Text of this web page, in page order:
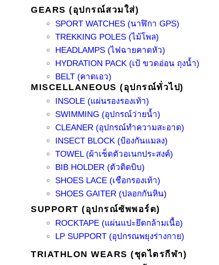
GEARS (อุปกรณ์สวมใส่)
SPORT WATCHES (นาฬิกา GPS)
TREKKING POLES (ไม้โพล)
HEADLAMPS (ไฟฉายคาดหัว)
HYDRATION PACK (เป้ ขวดอ่อน ถุงน้ำ)
BELT (คาดเอว)
MISCELLANEOUS (อุปกรณ์ทั่วไป)
INSOLE (แผ่นรองรองเท้า)
SWIMMING (อุปกรณ์ว่ายน้ำ)
CLEANER (อุปกรณ์ทำความสะอาด)
INSECT BLOCK (ป้องกันแมลง)
TOWEL (ผ้าเช็ดตัวอเนกประสงค์)
BIB HOLDER (ตัวติดบิบ)
SHOES LACE (เชือกรองเท้า)
SHOES GAITER (ปลอกกันหิน)
SUPPORT (อุปกรณ์ซัพพอร์ต)
ROCKTAPE (แผ่นแปะยึดกล้ามเนื้อ)
LP SUPPORT (อุปกรณพยุงร่างกาย)
TRIATHLON WEARS (ชุดไตรกีฬา)